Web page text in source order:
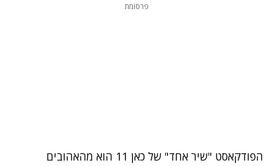
פרסומת
הפודקאסט "שיר אחד" של כאן הוא מהאהובים